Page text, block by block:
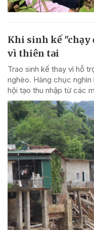
Khi sinh kế "chạy
vì thiên tai
Trao sinh kế thay vì hỗ
nghèo. Hàng chục
hội tạo thu nhập từ các